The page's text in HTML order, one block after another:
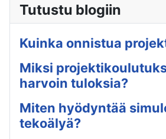
Tutustu blogiin
Kuinka onnistua
Miksi
harvoin tuloksia?
Miten hyödyntää
tekoälyä?